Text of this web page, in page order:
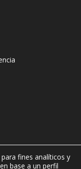
fines analíticos y
base a un perfil